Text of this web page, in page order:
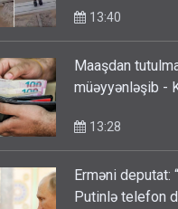
13:40
Maaşdan
müəyyənləşib -
13:28
Erməni deputat:
Putinlə telefon